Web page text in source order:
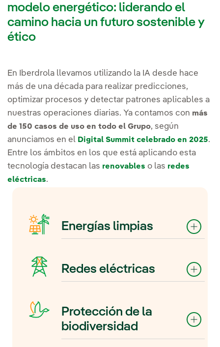
modelo energético: liderando el
camino hacia un futuro sostenible y
ético
En Iberdrola llevamos utilizando la IA desde hace
más de una década para realizar predicciones,
optimizar procesos y detectar patrones aplicables a
nuestras operaciones diarias. Ya contamos con más
de 150 casos de uso en todo el Grupo, según
anunciamos en el Digital Summit celebrado en 2025.
Entre los ámbitos en los que está aplicando esta
tecnología destacan las renovables o las redes
eléctricas.
Energías limpias
aprovechar al máximo el viento y
el sol en la generación de
electricidad. Permite, además,
proceso: desde el diseño de una
instalación, con modelos que
identifican la ubicación más
adecuada para un aerogenerador,
Redes eléctricas
inteligencia artificial para mejorar
la experiencia de nuestros
clientes y anticipar necesidades
operativas. Gracias a un
Protección de la
biodiversidad